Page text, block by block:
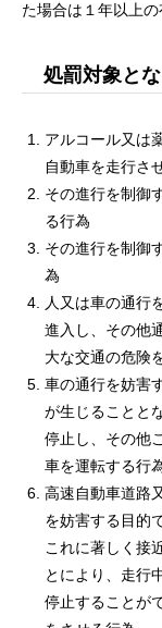
た場合は１年以上の
処罰対象と
アルコール又は
自動車を走行さ
その進行を制御
る行為
その進行を制御
為
人又は車の通行
進入し、その他
大な交通の危険
車の通行を妨害
が生じることと
停止し、その他
車を運転する行
高速自動車道路
を妨害する目的
これに著しく接
とにより、走行
停止することが